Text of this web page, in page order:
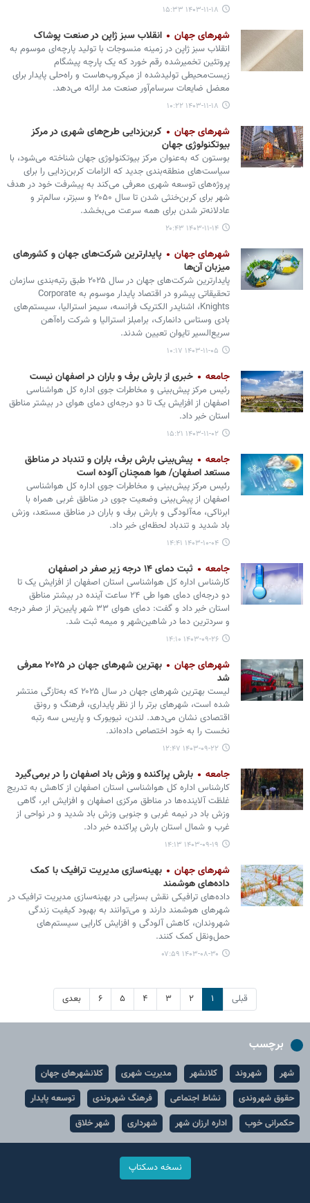
۱۴۰۳-۱۱-۱۸ ۱۵:۳۳
شهرهای جهان انقلاب سبز ژاپن در صنعت پوشاک
انقلاب سبز ژاپن در زمینه منسوجات با تولید پارچه‌ای موسوم به
پروتئین تخمیرشده رقم خورد که یک پارچه پیشگام
زیست‌محیطی تولیدشده از میکروب‌هاست و راه‌حلی پایدار برای
معضل ضایعات سرسام‌آور صنعت مد ارائه می‌دهد.
۱۴۰۳-۱۱-۱۸ ۱۰:۲۲
شهرهای جهان
کربن‌زدایی طرح‌های شهری در مرکز
بیوتکنولوژی جهان
بوستون که به‌عنوان مرکز بیوتکنولوژی جهان شناخته می‌شود، با
سیاست‌های منطقه‌بندی جدید که الزامات کربن‌زدایی را برای
پروژه‌های توسعه شهری معرفی می‌کند به پیشرفت خود در هدف
شهر برای کربن‌خنثی شدن تا سال ۲۰۵۰ و سبزتر، سالم‌تر و
عادلانه‌تر شدن برای همه سرعت می‌بخشد.
۱۴۰۳-۱۱-۱۴ ۲۰:۴۳
شهرهای جهان
پایدارترین شرکت‌های جهان و کشورهای
میزبان آن‌ها
پایدارترین شرکت‌های جهان در سال ۲۰۲۵ طبق رتبه‌بندی سازمان
تحقیقاتی پیشرو در اقتصاد پایدار موسوم به Corporate
Knights، اشنایدر الکتریک فرانسه، سیمز استرالیا، سیستم‌های
بادی وستاس دانمارک، برامبلز استرالیا و شرکت راه‌آهن
سریع‌السیر تایوان تعیین شدند.
۱۴۰۳-۱۱-۰۵ ۱۰:۱۷
جامعه خبری از بارش برف و باران در اصفهان نیست
رئیس مرکز پیش‌بینی و مخاطرات جوی اداره کل هواشناسی
اصفهان از افزایش یک تا دو درجه‌ای دمای هوای در بیشتر مناطق
استان خبر داد.
۱۴۰۳-۱۱-۰۲ ۱۵:۲۱
جامعه
پیش‌بینی بارش برف، باران و تندباد در مناطق
مستعد اصفهان/ هوا همچنان آلوده است
رئیس مرکز پیش‌بینی و مخاطرات جوی اداره کل هواشناسی
اصفهان از پیش‌بینی وضعیت جوی در مناطق غربی همراه با
ابرناکی، مه‌آلودگی و بارش برف و باران در مناطق مستعد، وزش
باد شدید و تندباد لحظه‌ای خبر داد.
۱۴۰۳-۱۰-۰۴ ۱۴:۴۱
جامعه ثبت دمای ۱۴ درجه زیر صفر در اصفهان
کارشناس اداره کل هواشناسی استان اصفهان از افزایش یک تا
دو درجه‌ای دمای هوا طی ۲۴ ساعت آینده در بیشتر مناطق
استان خبر داد و گفت: دمای هوای ۳۳ شهر پایین‌تر از صفر درجه
و سردترین دما در شاهین‌شهر و میمه ثبت شد.
۱۴۰۳-۰۹-۲۶ ۱۴:۱۰
شهرهای جهان
بهترین شهرهای جهان در ۲۰۲۵ معرفی
شد
لیست بهترین شهرهای جهان در سال ۲۰۲۵ که به‌تازگی منتشر
شده است، شهرهای برتر را از نظر پایداری، فرهنگ و رونق
اقتصادی نشان می‌دهد. لندن، نیویورک و پاریس سه رتبه
نخست را به خود اختصاص داده‌اند.
۱۴۰۳-۰۹-۲۲ ۱۲:۴۷
جامعه بارش پراکنده و وزش باد اصفهان را در برمی‌گیرد
کارشناس اداره کل هواشناسی استان اصفهان از کاهش به تدریج
غلظت آلاینده‌ها در مناطق مرکزی اصفهان و افزایش ابر، گاهی
وزش باد در نیمه غربی و جنوبی وزش باد شدید و در نواحی از
غرب و شمال استان بارش پراکنده خبر داد.
۱۴۰۳-۰۹-۱۹ ۱۴:۱۳
شهرهای جهان
بهینه‌سازی مدیریت ترافیک با کمک
داده‌های هوشمند
داده‌های ترافیکی نقش بسزایی در بهینه‌سازی مدیریت ترافیک در
شهرهای هوشمند دارند و می‌توانند به بهبود کیفیت زندگی
شهروندان، کاهش آلودگی و افزایش کارایی سیستم‌های
حمل‌ونقل کمک کنند.
۱۴۰۳-۰۸-۳۰ ۰۷:۵۹
قبلی ۱ ۲ ۳ ۴ ۵ ۶ بعدی
برچسب
شهر شهروند کلانشهر مدیریت شهری
کلانشهرهای جهان
حقوق شهروندی
نشاط اجتماعی فرهنگ شهروندی
توسعه پایدار
حکمرانی خوب
اداره ارزان شهر شهرداری شهر خلاق
نسخه دسکتاپ